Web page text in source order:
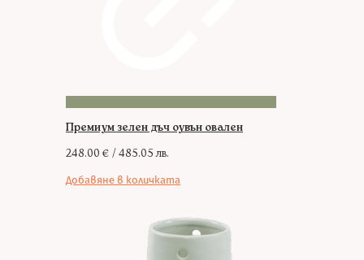
Премиум зелен дъч оувън овален
248.00 € / 485.05 лв.
Добавяне в количката